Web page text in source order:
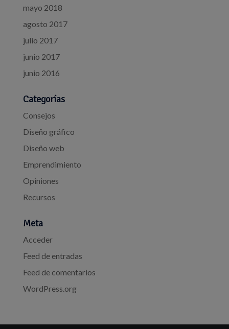
mayo 2018
agosto 2017
julio 2017
junio 2017
junio 2016
Categorías
Consejos
Diseño gráfico
Diseño web
Emprendimiento
Opiniones
Recursos
Meta
Acceder
Feed de entradas
Feed de comentarios
WordPress.org